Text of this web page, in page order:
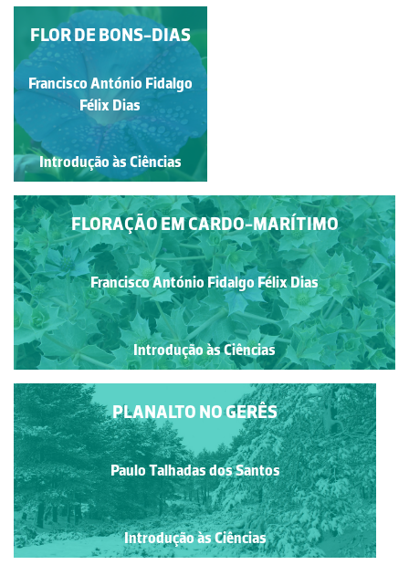
MORRIÃO (ANAGALIS
ARVENSIS L. FAMÍLIA
PRIMULACEAE)
Maria Baptista Carvalho
Póvoa Pinto
Introdução às Ciências
FLOR DE BONS-DIAS
Francisco António Fidalgo
Félix Dias
Introdução às Ciências
FLORAÇÃO EM CARDO-MARÍTIMO
Francisco António Fidalgo Félix Dias
Introdução às Ciências
PLANALTO NO GERÊS
Paulo Talhadas dos Santos
Introdução às Ciências